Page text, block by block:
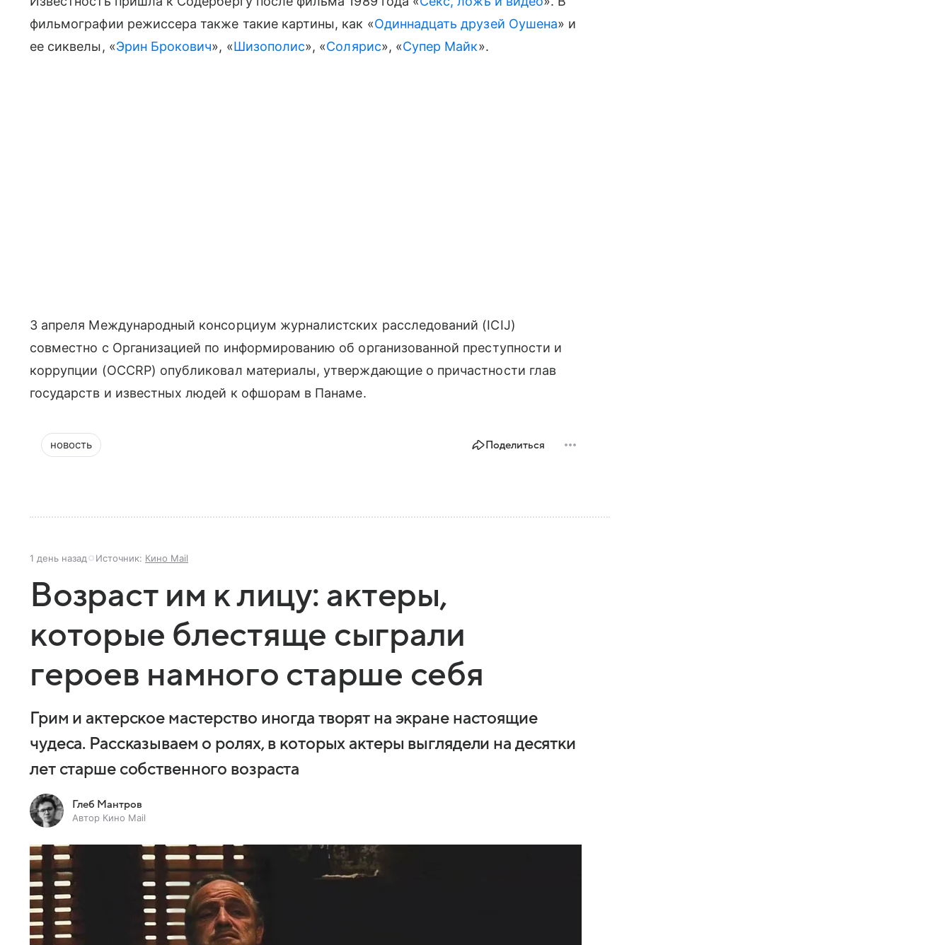
фильмографии режиссера также такие картины, как «Одиннадцать друзей Оушена» и
ее сиквелы, «Эрин Брокович», «Шизополис», «Солярис», «Супер Майк».
3 апреля Международный консорциум журналистских расследований (ICIJ)
совместно с Организацией по информированию об организованной преступности и
коррупции (OCCRP) опубликовал материалы, утверждающие о причастности глав
государств и известных людей к офшорам в Панаме.
новость Поделиться
1 день назад Источник: Кино Mail
Возраст им к лицу: актеры,
которые блестяще сыграли
героев намного старше себя
Грим и актерское мастерство иногда творят на экране настоящие
чудеса. Рассказываем о ролях, в которых актеры выглядели на десятки
лет старше собственного возраста
Глеб Мантров
Автор Кино Mail